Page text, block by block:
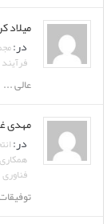
میلاد
در:
فرآیند
عالی ...
مهدی
در:
فناوری